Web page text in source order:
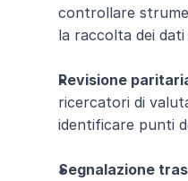
controllare
la raccolta dei
Revisione
ricercatori di
identificare punti
Segnalazione